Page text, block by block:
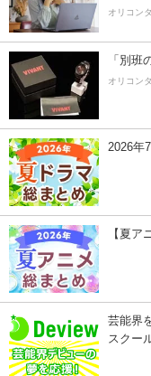
オリコン
「別
オリコン
2026年
【夏ア
芸能界
スクー